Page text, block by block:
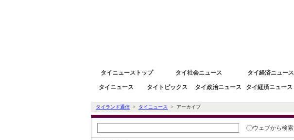
タイニューストップ タイ社会ニュース タイ経済ニュース
タイニュース タイトピックス タイ政治ニュース タイ経済ニュース
タイランド通信 > タイニュース > アーカイブ
ウェブから検索